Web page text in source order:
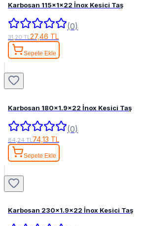
Karbosan 115x1x22 İnox Kesici Taş
(0)
31,20 TL27,46 TL
Sepete Ekle
Karbosan 180x1.9x22 İnox Kesici Taş
(0)
84,24 TL74,13 TL
Sepete Ekle
Karbosan 230x1.9x22 İnox Kesici Taş